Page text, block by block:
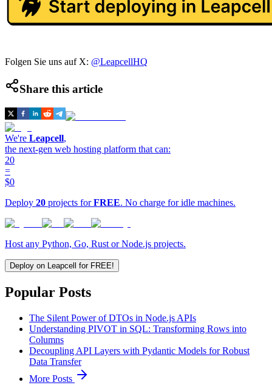
Folgen Sie uns auf X: @LeapcellHQ
Share this article
We're Leapcell,
the next-gen web hosting platform that can:
20
=
$0
Deploy 20 projects forFREE. No charge for idle machines.
Host any Python, Go, Rust or Node.js projects.
Deploy on Leapcell for FREE!
Popular Posts
The Silent Power of DTOs in Node.js APIs
Understanding PIVOT in SQL: Transforming Rows into
Columns
Decoupling API Layers with Pydantic Models for Robust
Data Transfer
More Posts